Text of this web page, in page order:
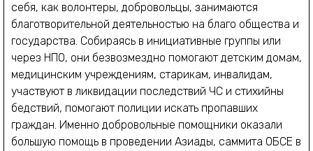
себя, как волонтеры, добровольцы, занимаются
благотворительной деятельностью на благо общества и
государства. Собираясь в инициативные группы или
через НПО, они безвозмездно помогают детским домам,
медицинским учреждениям, старикам, инвалидам,
участвуют в ликвидации последствий ЧС и стихийны
бедствий, помогают полиции искать пропавших
граждан. Именно добровольные помощники оказали
большую помощь в проведении Азиады, саммита ОБСЕ в